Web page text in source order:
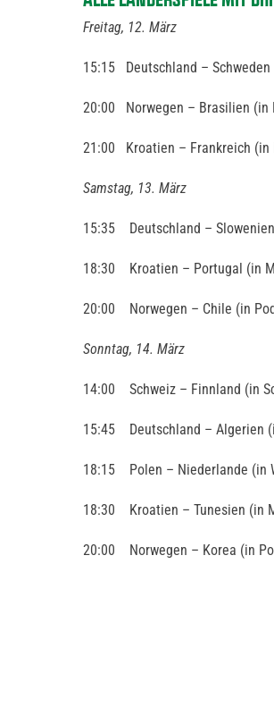
Freitag, 12. März
15:15 Deutschland –
20:00 Norwegen – Brasilien (in
21:00 Kroatien – Frankreich (in
Samstag, 13. März
15:35 Deutschland –
18:30 Kroatien – Portugal (in
20:00 Norwegen – Chile (in
Sonntag, 14. März
14:00 Schweiz – Finnland (in
15:45 Deutschland – Algerien
18:15 Polen – Niederlande (in
18:30 Kroatien – Tunesien (in
20:00 Norwegen – Korea (in